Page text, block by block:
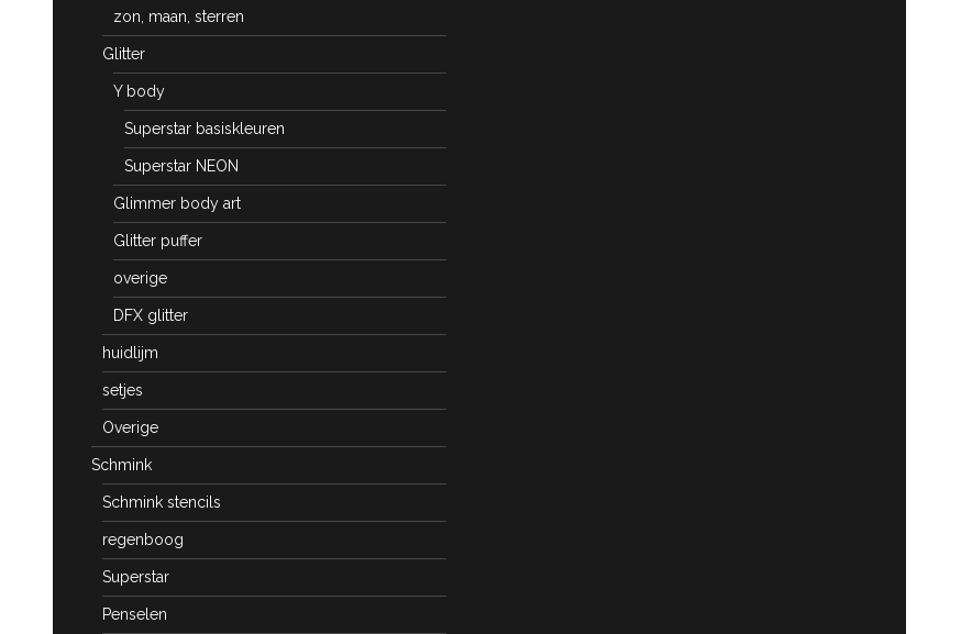
zon, maan, sterren
Glitter
Y body
Superstar basiskleuren
Superstar NEON
Glimmer body art
Glitter puffer
overige
DFX glitter
huidlijm
setjes
Overige
Schmink
Schmink stencils
regenboog
Superstar
Penselen